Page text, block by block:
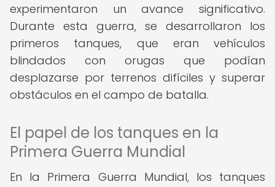
experimentaron un avance significativo.
Durante esta guerra, se desarrollaron los
primeros tanques, que eran vehículos
blindados con orugas que podían
desplazarse por terrenos difíciles y superar
obstáculos en el campo de batalla.
El papel de los tanques en la
Primera Guerra Mundial
En la Primera Guerra Mundial, los tanques